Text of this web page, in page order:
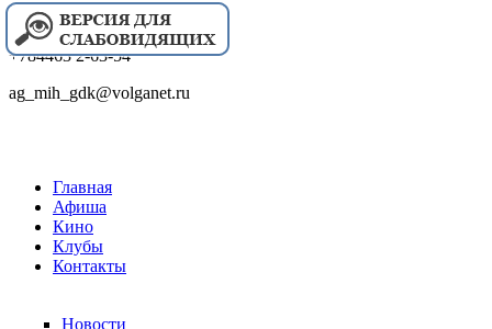
+784463 2-63-54
ag_mih_gdk@volganet.ru
Главная
Афиша
Кино
Клубы
Контакты
Новости